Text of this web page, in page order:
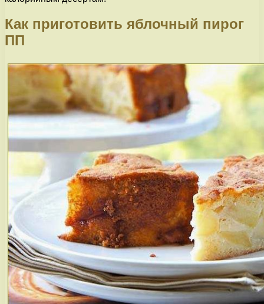
Как приготовить яблочный пирог
ПП